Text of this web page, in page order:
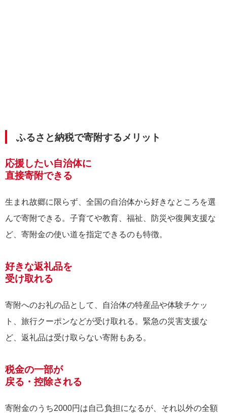
ふるさと納税で寄附するメリット
応援したい自治体に
直接寄附できる
生まれ故郷に限らず、全国の自治体から好きなところを選
んで寄附できる。子育てや教育、福祉、防災や復興支援な
ど、寄附金の使い道を指定できるのも特徴。
好きな返礼品を
受け取れる
寄附へのお礼の品として、自治体の特産品や体験チケッ
ト、旅行クーポンなどが受け取れる。緊急の災害支援な
ど、返礼品は受け取らない寄附もある。
税金の一部が
戻る・控除される
寄附金のうち2000円は自己負担になるが、それ以外の全額